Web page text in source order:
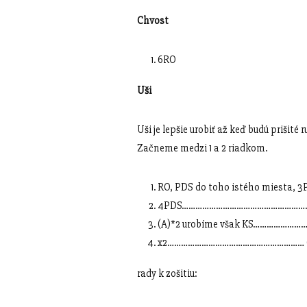
Chvost
6RO
Uši
Uši je lepšie urobiť až keď budú prišité
Začneme medzi 1 a 2 riadkom.
RO, PDS do toho istého miesta,
4PDS……………………………………………….
(A)*2 urobíme však
x2……………………………………………………
rady k zošitiu: